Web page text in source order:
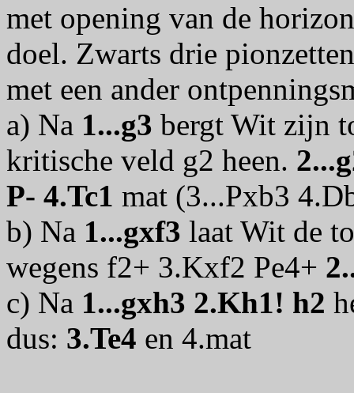
met opening van de
doel. Zwarts drie
met een ander
a) Na 1...g3 bergt Wit zijn
kritische veld g2 heen.
P- 4.Tc1 mat (3...Pxb3
b) Na 1...gxf3 laat Wit de
wegens f2+ 3.Kxf2 Pe4+
c) Na 1...gxh3 2.Kh1! h2
dus: 3.Te4 en 4.mat